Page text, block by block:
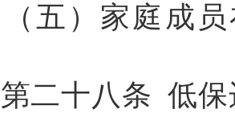
） 家庭成
第二十八条 低